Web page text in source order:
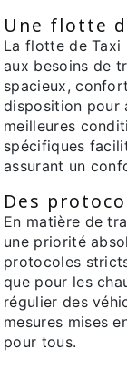
Une flotte
La flotte de Taxi
aux besoins de
spacieux,
disposition pour
meilleures
spécifiques
assurant un
Des
En matière de
une priorité
protocoles
que pour les
régulier des
mesures mises
pour tous.